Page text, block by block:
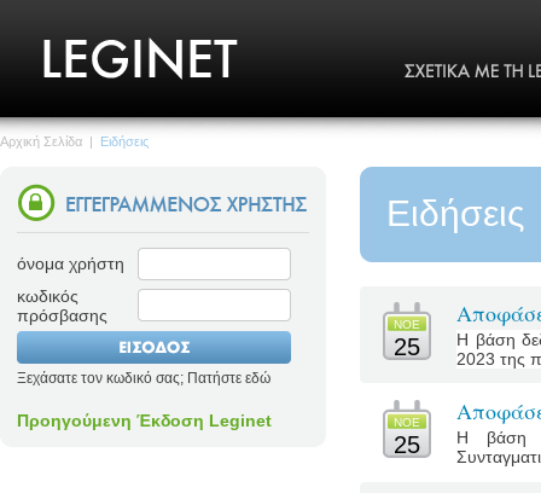
Αρχική Σελίδα | Ειδήσεις
όνομα χρήστη
κωδικός
πρόσβασης
Ξεχάσατε τον κωδικό σας; Πατήστε εδώ
Προηγούμενη Έκδοση Leginet
Ειδήσεις
ΝΟΕ
25
Η βάση
2023 της
ΝΟΕ
25
Η βάση